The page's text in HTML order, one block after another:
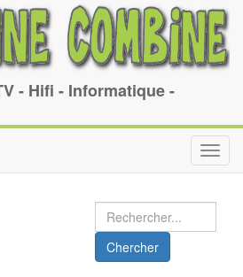
- Hifi - Informatique -
Chercher